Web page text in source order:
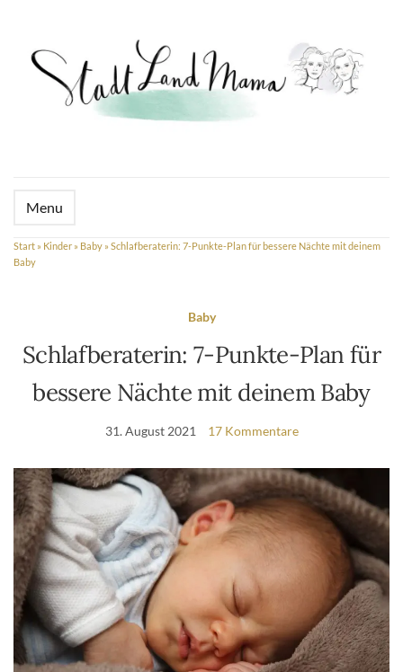
Menu
Start » Kinder » Baby » Schlafberaterin: 7-Punkte-Plan für bessere Nächte mit deinem
Baby
Baby
Schlafberaterin: 7-Punkte-Plan für
bessere Nächte mit deinem Baby
31. August 2021 17 Kommentare